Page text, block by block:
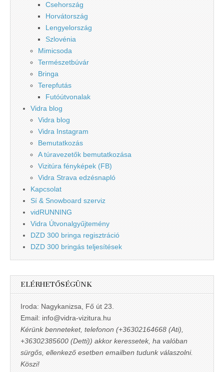
Csehország
Horvátország
Lengyelország
Szlovénia
Mimicsoda
Természetbúvár
Bringa
Terepfutás
Futóútvonalak
Vidra blog
Vidra blog
Vidra Instagram
Bemutatkozás
A túravezetők bemutatkozása
Vizitúra fényképek (FB)
Vidra Strava edzésnapló
Kapcsolat
Sí & Snowboard szerviz
vidRUNNING
Vidra Útvonalgyűjtemény
DZD 300 bringa regisztráció
DZD 300 bringás teljesítések
ELÉRHETŐSÉGÜNK
Iroda: Nagykanizsa, Fő út 23.
Email: info@vidra-vizitura.hu
Kérünk benneteket, telefonon (+36302164668 (Ati),
+36302385600 (Detti)) akkor keressetek, ha valóban
sürgős, ellenkező esetben emailben tudunk válaszolni.
Köszi!